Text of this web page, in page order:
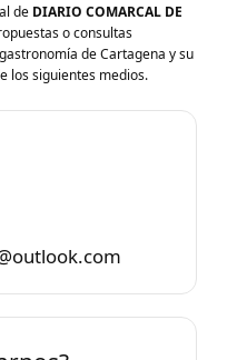
de DIARIO COMARCAL DE
o consultas
de Cartagena y su
los siguientes medios.